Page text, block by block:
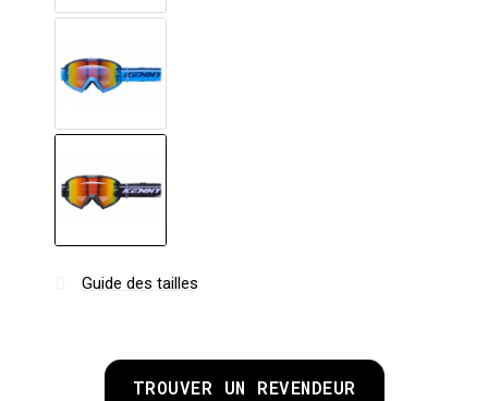
Guide des tailles
TROUVER UN REVENDEUR